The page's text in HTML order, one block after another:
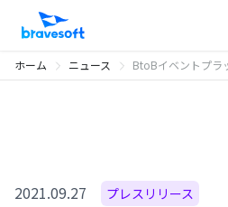
ホーム ニュース BtoBイベントプラットフォーム「eventos（イ
2021.09.27 プレスリリース